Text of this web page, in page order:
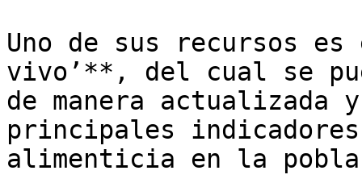
Uno de sus recursos es
vivo’**, del cual se
de manera
principales
alimenticia en la